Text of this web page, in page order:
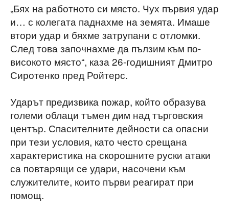
„Бях на работното си място. Чух първия удар
и… с колегата паднахме на земята. Имаше
втори удар и бяхме затрупани с отломки.
След това започнахме да пълзим към по-
високото място“, каза 26-годишният Дмитро
Сиротенко пред Ройтерс.
Ударът предизвика пожар, който образува
големи облаци тъмен дим над търговския
център. Спасителните дейности са опасни
при тези условия, като често срещана
характеристика на скорошните руски атаки
са повтарящи се удари, насочени към
служителите, които първи реагират при
помощ.